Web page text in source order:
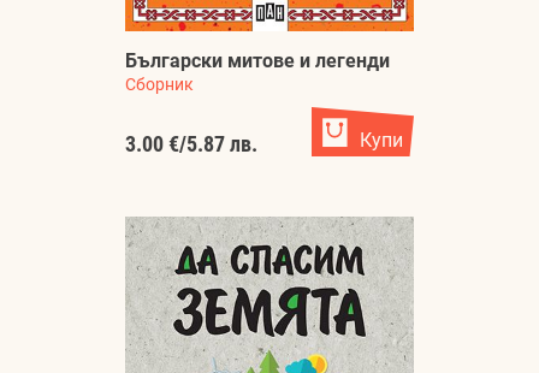
Български митове и легенди
Сборник
3.00 €/5.87 лв. Купи